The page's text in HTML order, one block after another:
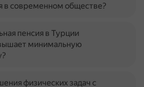
в современном обществе?
пенсия в Турции
минимальную
физических задач с